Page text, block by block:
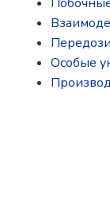
Особые